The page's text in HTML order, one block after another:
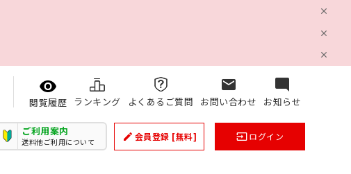
閲覧履歴 ランキング よくあるご質問
mail
お問い合わせ
mode_comment
お知らせ
ご利用案内
送料他ご利用について create 会員登録 [無料] inputログイン